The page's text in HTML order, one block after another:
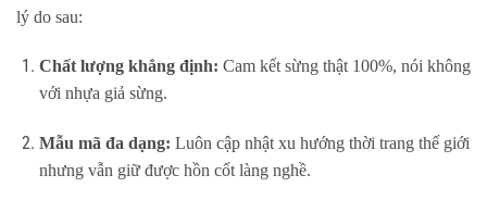
lý do sau:
Chất lượng khẳng định: Cam kết sừng thật 100%, nói không
với nhựa giả sừng.
Mẫu mã đa dạng: Luôn cập nhật xu hướng thời trang thế giới
nhưng vẫn giữ được hồn cốt làng nghề.